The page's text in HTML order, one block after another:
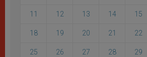
11 12 13 14 15
18 19 20 21 22
25 26 27 28 29